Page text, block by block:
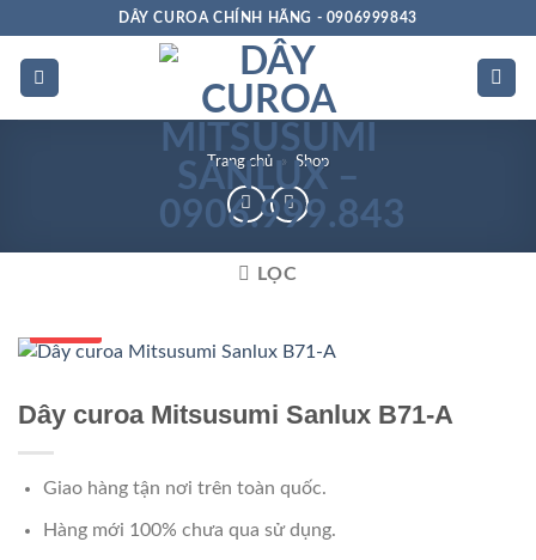
dung
DÂY CUROA CHÍNH HÃNG - 0906999843
Trang chủ » Shop
LỌC
Dây curoa Mitsusumi Sanlux B71-A
Giao hàng tận nơi trên toàn quốc.
Hàng mới 100% chưa qua sử dụng.